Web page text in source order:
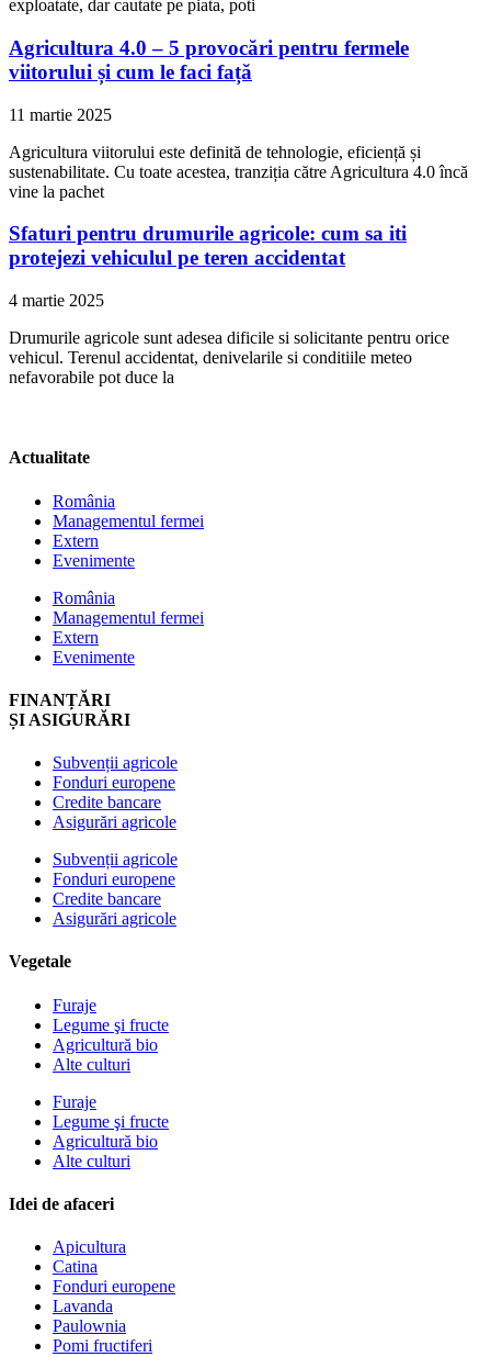
exploatate, dar cautate pe piata, poti
Agricultura 4.0 – 5 provocări pentru fermele
viitorului și cum le faci față
11 martie 2025
Agricultura viitorului este definită de tehnologie, eficiență și
sustenabilitate. Cu toate acestea, tranziția către Agricultura 4.0 încă
vine la pachet
Sfaturi pentru drumurile agricole: cum sa iti
protejezi vehiculul pe teren accidentat
4 martie 2025
Drumurile agricole sunt adesea dificile si solicitante pentru orice
vehicul. Terenul accidentat, denivelarile si conditiile meteo
nefavorabile pot duce la
Actualitate
România
Managementul fermei
Extern
Evenimente
România
Managementul fermei
Extern
Evenimente
FINANȚĂRI
ȘI ASIGURĂRI
Subvenții agricole
Fonduri europene
Credite bancare
Asigurări agricole
Subvenții agricole
Fonduri europene
Credite bancare
Asigurări agricole
Vegetale
Furaje
Legume şi fructe
Agricultură bio
Alte culturi
Furaje
Legume şi fructe
Agricultură bio
Alte culturi
Idei de afaceri
Apicultura
Catina
Fonduri europene
Lavanda
Paulownia
Pomi fructiferi